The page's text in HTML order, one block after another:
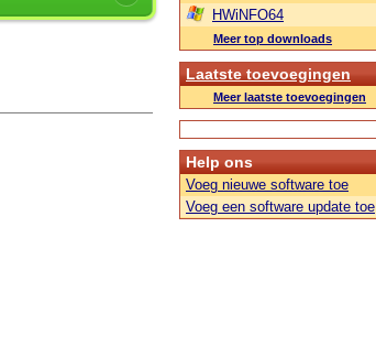
HWiNFO64
Meer top downloads
Laatste toevoegingen
Meer laatste toevoegingen
Help ons
Voeg nieuwe software toe
Voeg een software update toe